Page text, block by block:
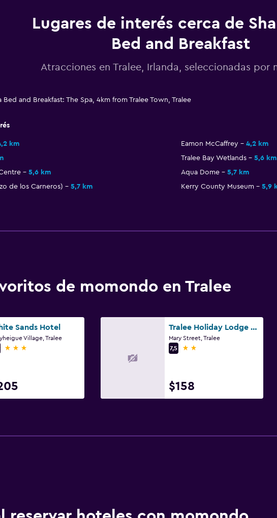
Lugares de interés cerca de
Bed and Breakfast
Atracciones en Tralee, Irlanda, seleccionadas por
and Breakfast: The Spa, 4km from Tralee Town, Tralee
km Eamon McCaffrey
4,2 km
Tralee Bay Wetlands
5,6 km
5,6 km Aqua Dome
5,7 km
de los Carneros)
5,7 km Kerry County Museum 5,9
de momondo en Tralee
Sands Hotel
Village, Tralee
3 estrellas
Tralee Holiday Lodge Guest Accommodation
Mary Street, Tralee
7,5
2 estrellas
$158